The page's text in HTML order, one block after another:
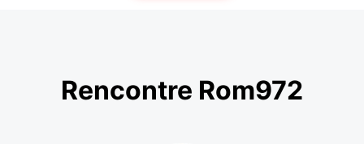
Rencontre Rom972